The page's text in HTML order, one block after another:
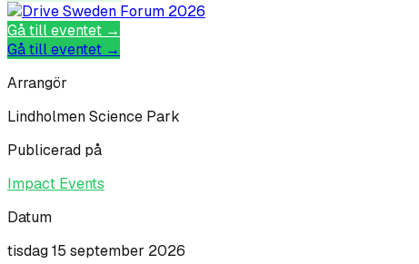
Gå till eventet →
Gå till eventet →
Arrangör
Lindholmen Science Park
Publicerad på
Impact Events
Datum
tisdag 15 september 2026